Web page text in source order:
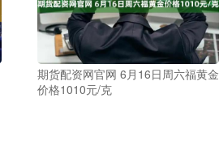
期货配资网官网 6月16日周六福黄金
价格1010元/克